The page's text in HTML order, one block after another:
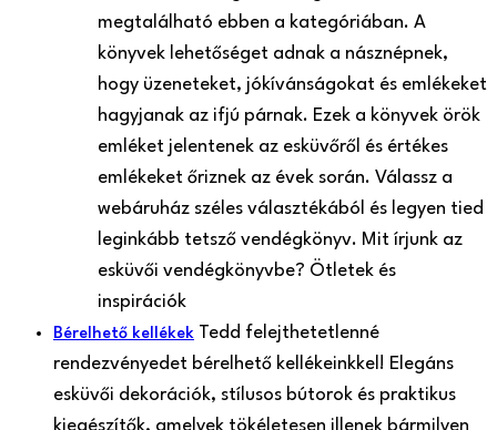
megtalálható ebben a kategóriában. A
könyvek lehetőséget adnak a násznépnek,
hogy üzeneteket, jókívánságokat és emlékeket
hagyjanak az ifjú párnak. Ezek a könyvek örök
emléket jelentenek az esküvőről és értékes
emlékeket őriznek az évek során. Válassz a
webáruház széles választékából és legyen tied
leginkább tetsző vendégkönyv. Mit írjunk az
esküvői vendégkönyvbe? Ötletek és
inspirációk
Bérelhető kellékek Tedd felejthetetlenné
rendezvényedet bérelhető kellékeinkkel! Elegáns
esküvői dekorációk, stílusos bútorok és praktikus
kiegészítők, amelyek tökéletesen illenek bármilyen